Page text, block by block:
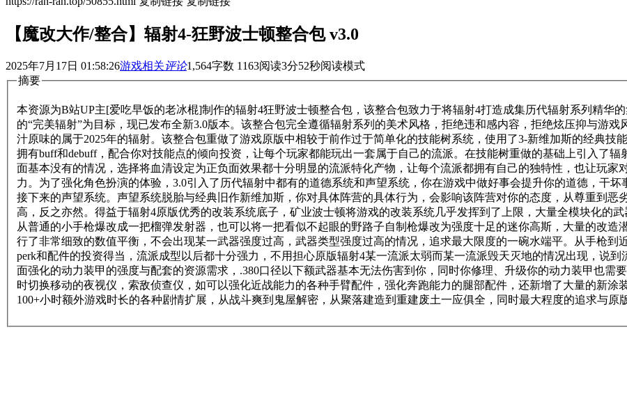
【魔改大作/整合】辐射4-狂野波士顿整合包 v3.0
2025年7月17日 01:58:26游戏相关评论1,564字数 1163阅读3分52秒阅读模式
摘要
本资源为B站UP主[爱吃早饭的老冰棍]制作的辐射4狂野波士顿整合包，该整合包致力于将辐射4打造成集历代辐射系列精华
的“完美辐射”为目标，现已发布全新3.0版本。该整合包完全遵循辐射系列的美术风格，拒绝违和感内容，拒绝炫压抑与游
汁原味的属于2025年的辐射。该整合包重做了游戏原版中相较于前作过于简单化的技能树系统，使用了3-新维加斯的经典技
拥有buff和debuff，配合你对技能点的倾向投资，让每个玩家都能玩出一套属于自己的流派。在技能树重做的基础上引入了
面基本没有的情况，选择将血清设定为正负面效果都十分明显的流派特化产物，让每个流派都拥有自己的独特性，也让玩
力。为了强化角色扮演的体验，3.0引入了历代辐射中都有的道德系统和声望系统，你在游戏中做好事会提升你的道德，干
接下来的声望系统。声望系统脱胎与经典旧作新维加斯，你对具体阵营的具体行为，会影响该阵营对你的态度，从尊重到
高，反之亦然。得益于辐射4原版优秀的改装系统底子，矿业波士顿将游戏的改装系统几乎发挥到了上限，大量全模块化的
从普通的小手枪爆改成一把榴弹发射器，也可以将一把看似不起眼的野路子自制枪爆改为强度十足的迷你高斯，大量的改
行了非常细致的数值平衡，不会出现某一武器强度过高，武器类型强度过高的情况，追求最大限度的一碗水端平。从手枪
perk和配件的投资得当，流派成型以后都十分强力，不用担心原版辐射4某一流派太弱而某一流派毁天灭地的情况出现，说
面强化的动力装甲的强度与配套的资源需求，.380口径以下额武器基本无法伤害到你，同时你修理、升级你的动力装甲也需
时切换移动的夜视仪，索敌侦查仪，如可以强化近战能力的各种手臂配件，强化奔跑能力的腿部配件，还新增了大量的新
100+小时额外游戏时长的各种剧情扩展，从战斗爽到鬼屋解密，从聚落建造到重建废土一应俱全，同时最大程度的追求与原